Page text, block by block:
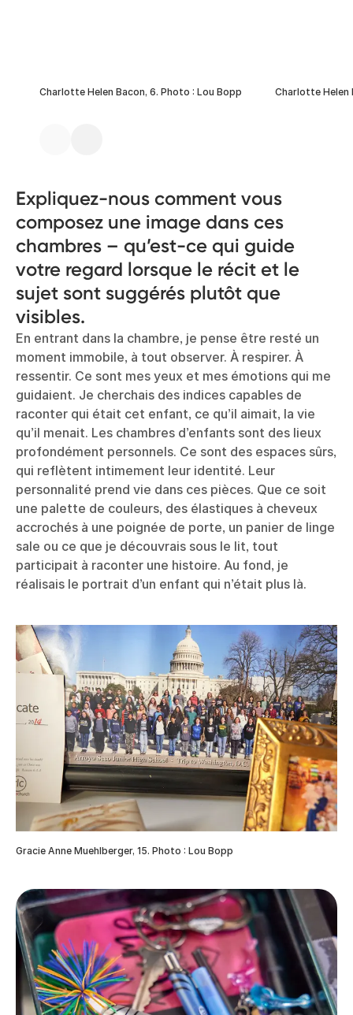
Charlotte Helen Bacon, 6. Photo : Lou Bopp Charlotte Helen
Expliquez-nous comment vous
composez une image dans ces
chambres – qu’est-ce qui guide
votre regard lorsque le récit et le
sujet sont suggérés plutôt que
visibles.
En entrant dans la chambre, je pense être resté un
moment immobile, à tout observer. À respirer. À
ressentir. Ce sont mes yeux et mes émotions qui me
guidaient. Je cherchais des indices capables de
raconter qui était cet enfant, ce qu’il aimait, la vie
qu’il menait. Les chambres d’enfants sont des lieux
profondément personnels. Ce sont des espaces sûrs,
qui reflètent intimement leur identité. Leur
personnalité prend vie dans ces pièces. Que ce soit
une palette de couleurs, des élastiques à cheveux
accrochés à une poignée de porte, un panier de linge
sale ou ce que je découvrais sous le lit, tout
participait à raconter une histoire. Au fond, je
réalisais le portrait d’un enfant qui n’était plus là.
Gracie Anne Muehlberger, 15. Photo : Lou Bopp